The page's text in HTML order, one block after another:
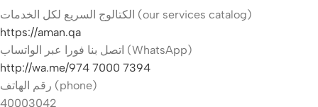
الكتالوج السريع لكل الخدمات (our services catalog)
https://aman.qa
اتصل بنا فورا عبر الواتساب (WhatsApp)
http://wa.me/974 7000 7394
رقم الهاتف (phone)
40003042